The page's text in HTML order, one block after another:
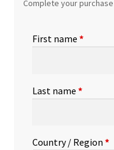
Complete your
First name *
Last name *
Country / Region *